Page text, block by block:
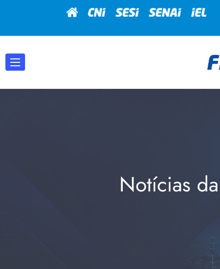
Notícias